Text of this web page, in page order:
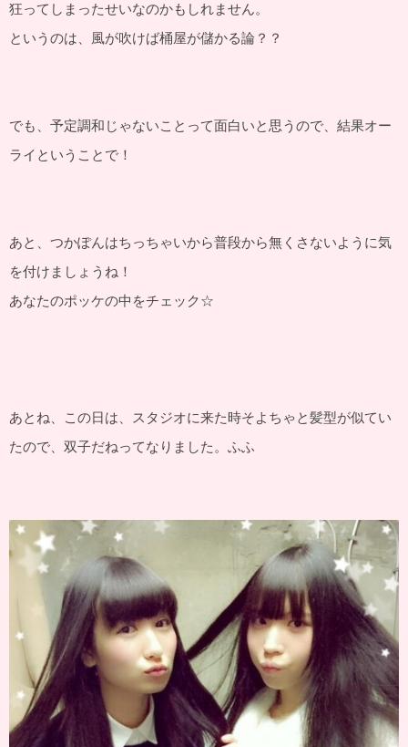
狂ってしまったせいなのかもしれません。
というのは、風が吹けば桶屋が儲かる論？？
でも、予定調和じゃないことって面白いと思うので、結果オー
ライということで！
あと、つかぽんはちっちゃいから普段から無くさないように気
を付けましょうね！
あなたのポッケの中をチェック☆
あとね、この日は、スタジオに来た時そよちゃと髪型が似てい
たので、双子だねってなりました。ふふ